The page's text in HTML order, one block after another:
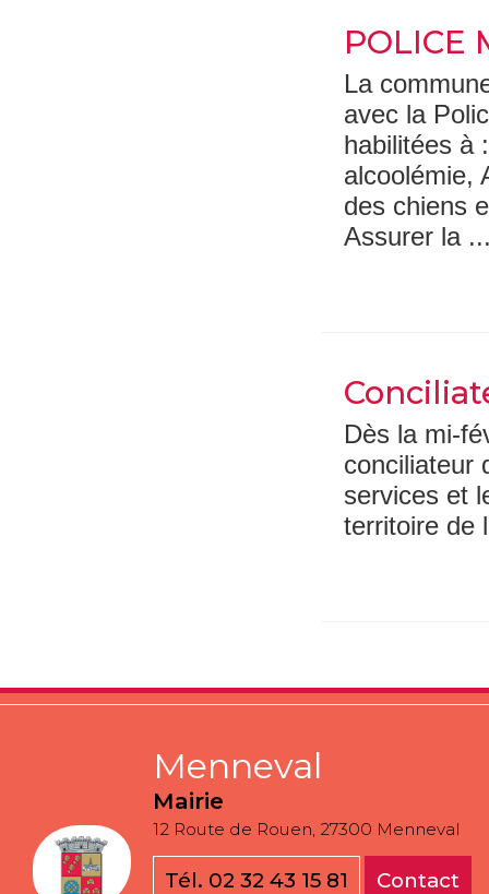
POLICE
La
avec la
habilitées à
alcoolémie,
des chiens
Assurer la
Dès la mi-
conciliateur
services et
territoire
Menneval
Mairie
12 Route de Rouen, 27300 Menneval
Tél. 02 32 43 15 81 Contact